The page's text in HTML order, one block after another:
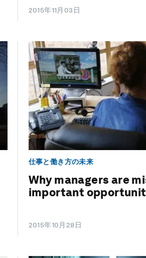
2015年11月03日
仕事と働き方の未来
Why managers are
important
2015年10月28日